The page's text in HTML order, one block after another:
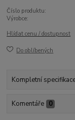
Číslo produktu:
Výrobce:
Hlídat cenu / dostupnost
Do oblíbených
Kompletní
Komentáře 0